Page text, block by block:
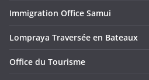
Immigration Office Samui
Lompraya Traversée en Bateaux
Office du Tourisme